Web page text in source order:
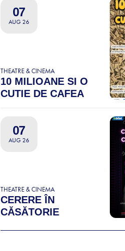
07
AUG 26
THEATRE & CINEMA
10 MILIOANE SI O
CUTIE DE CAFEA
07
AUG 26
THEATRE & CINEMA
CERERE ÎN
CĂSĂTORIE